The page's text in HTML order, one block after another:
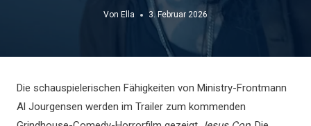
Von Ella 3. Februar 2026
Die schauspielerischen Fähigkeiten von Ministry-Frontmann
Al Jourgensen werden im Trailer zum kommenden